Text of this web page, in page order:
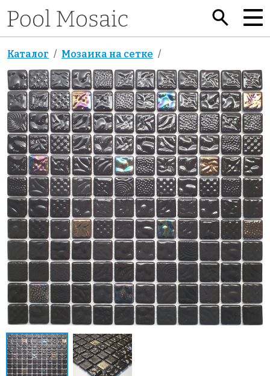
Каталог Мозаика на сетке